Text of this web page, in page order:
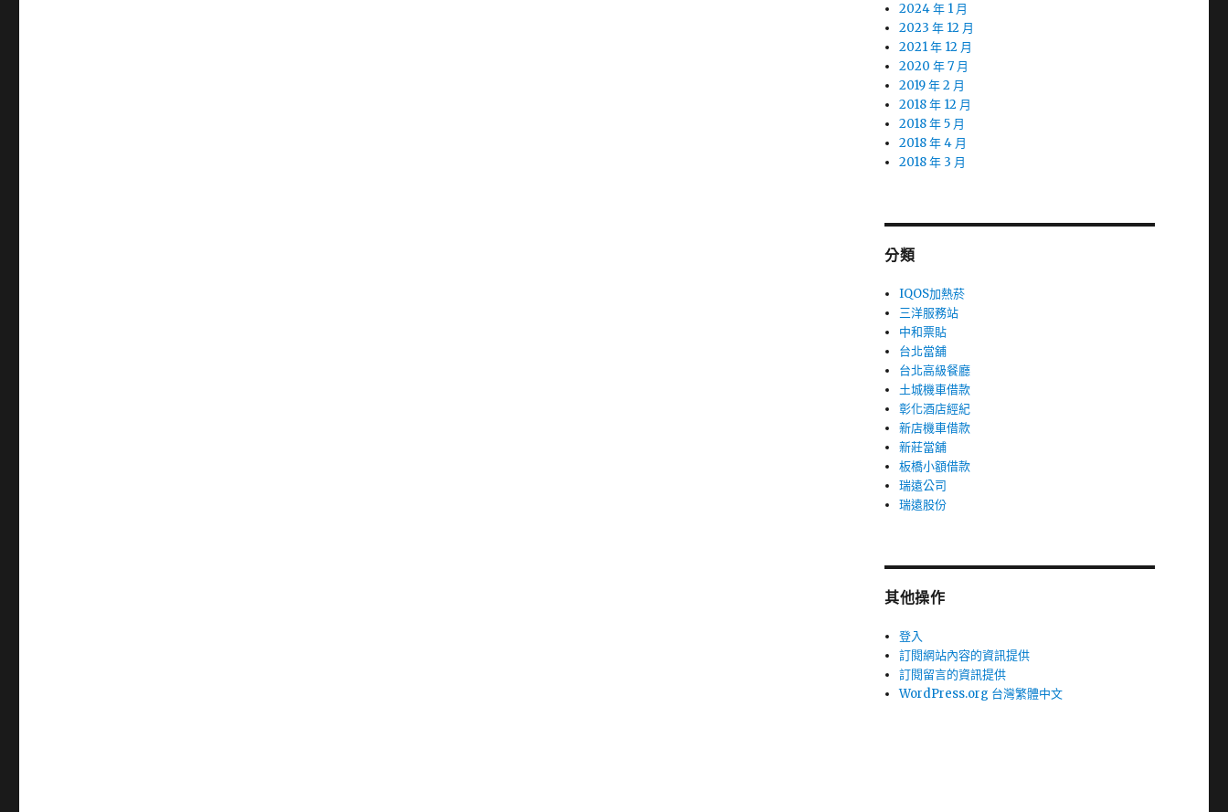
2024 年 1 月
2023 年 12 月
2021 年 12 月
2020 年 7 月
2019 年 2 月
2018 年 12 月
2018 年 5 月
2018 年 4 月
2018 年 3 月
分類
IQOS加熱菸
三洋服務站
中和票貼
台北當舖
台北高級餐廳
土城機車借款
彰化酒店經紀
新店機車借款
新莊當舖
板橋小額借款
瑞遠公司
瑞遠股份
其他操作
登入
訂閱網站內容的資訊提供
訂閱留言的資訊提供
WordPress.org 台灣繁體中文